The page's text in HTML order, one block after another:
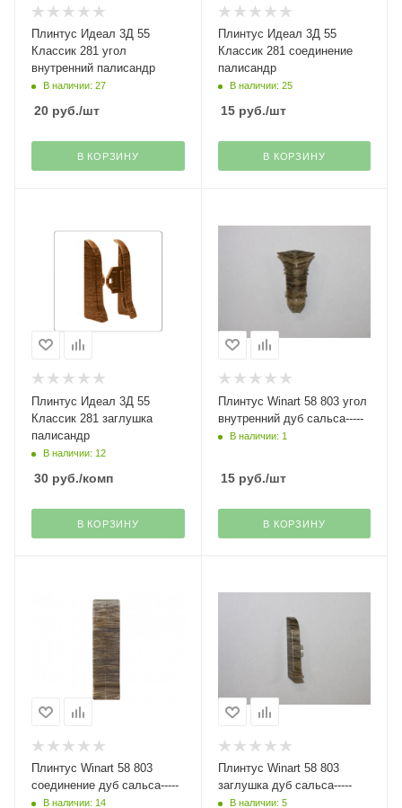
Плинтус Идеал 3Д 55
Классик 281 угол
внутренний палисандр
В наличии: 27
20 руб./шт
В КОРЗИНУ
Плинтус Идеал 3Д 55
Классик 281 соединение
палисандр
В наличии: 25
15руб./шт
В КОРЗИНУ
Плинтус Идеал 3Д 55
Классик 281 заглушка
палисандр
В наличии: 12
30 руб./комп
В КОРЗИНУ
Плинтус Winart 58 803 угол
внутренний дуб сальса-----
В наличии: 1
15руб./шт
В КОРЗИНУ
Плинтус Winart 58 803
соединение дуб сальса-----
В наличии: 14
Плинтус Winart 58 803
заглушка дуб сальса-----
В наличии: 5